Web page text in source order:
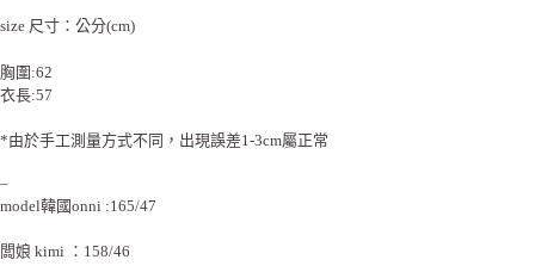
size 尺寸：公分(cm)
胸圍:62
衣長:57
*由於手工測量方式不同，出現誤差1-3cm屬正常
–
model韓國onni :165/47
闆娘 kimi ：158/46